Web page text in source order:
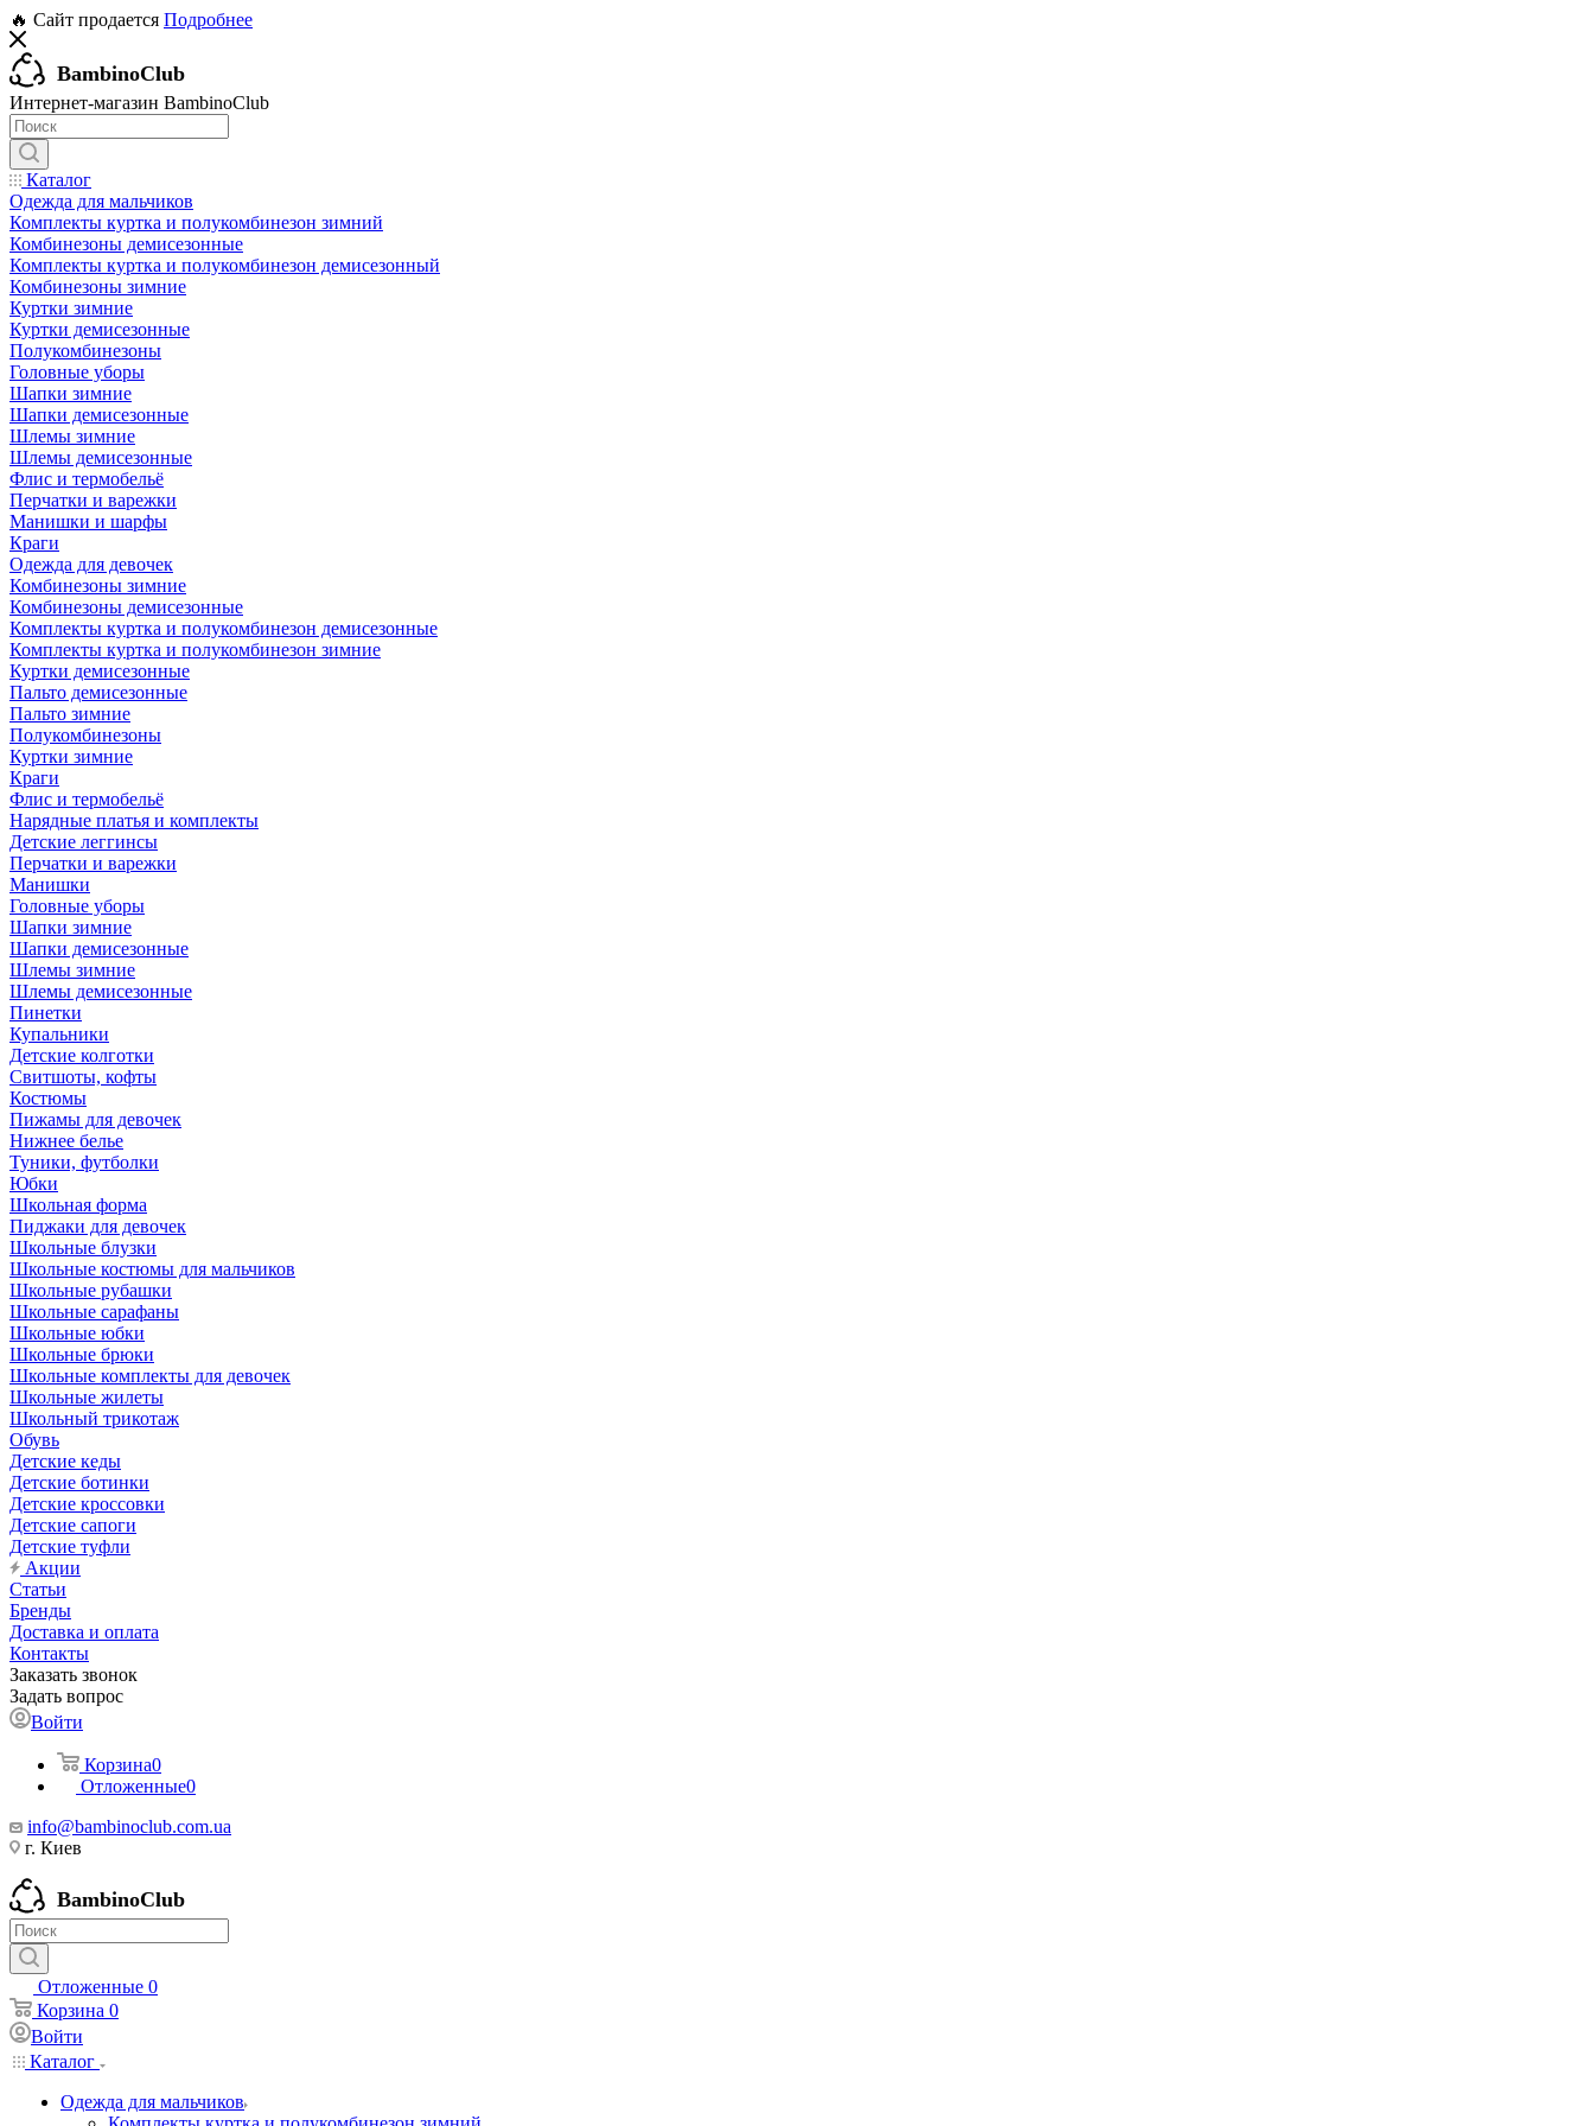
🔥 Сайт продается Подробнее
BambinoClub
Интернет-магазин BambinoClub
Каталог
Одежда для мальчиков
Комплекты куртка и полукомбинезон зимний
Комбинезоны демисезонные
Комплекты куртка и полукомбинезон демисезонный
Комбинезоны зимние
Куртки зимние
Куртки демисезонные
Полукомбинезоны
Головные уборы
Шапки зимние
Шапки демисезонные
Шлемы зимние
Шлемы демисезонные
Флис и термобельё
Перчатки и варежки
Манишки и шарфы
Краги
Одежда для девочек
Комбинезоны зимние
Комбинезоны демисезонные
Комплекты куртка и полукомбинезон демисезонные
Комплекты куртка и полукомбинезон зимние
Куртки демисезонные
Пальто демисезонные
Пальто зимние
Полукомбинезоны
Куртки зимние
Краги
Флис и термобельё
Нарядные платья и комплекты
Детские леггинсы
Перчатки и варежки
Манишки
Головные уборы
Шапки зимние
Шапки демисезонные
Шлемы зимние
Шлемы демисезонные
Пинетки
Купальники
Детские колготки
Свитшоты, кофты
Костюмы
Пижамы для девочек
Нижнее белье
Туники, футболки
Юбки
Школьная форма
Пиджаки для девочек
Школьные блузки
Школьные костюмы для мальчиков
Школьные рубашки
Школьные сарафаны
Школьные юбки
Школьные брюки
Школьные комплекты для девочек
Школьные жилеты
Школьный трикотаж
Обувь
Детские кеды
Детские ботинки
Детские кроссовки
Детские сапоги
Детские туфли
Акции
Статьи
Бренды
Доставка и оплата
Контакты
Заказать звонок
Задать вопрос
Войти
Корзина0
Отложенные0
info@bambinoclub.com.ua
г. Киев
BambinoClub
Отложенные 0
Корзина 0
Войти
Каталог
Одежда для мальчиков